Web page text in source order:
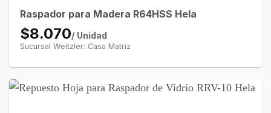
Raspador para Madera R64HSS Hela
$8.070/ Unidad
Sucursal Weitzler: Casa Matriz